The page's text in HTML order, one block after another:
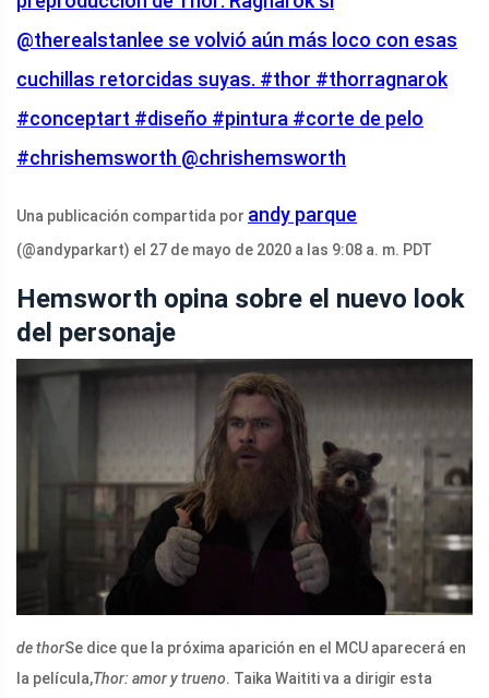
@therealstanlee se volvió aún más loco con esas
cuchillas retorcidas suyas. #thor #thorragnarok
#conceptart #diseño #pintura #corte de pelo
#chrishemsworth @chrishemsworth
Una publicación compartida por andy parque
(@andyparkart) el 27 de mayo de 2020 a las 9:08 a. m. PDT
Hemsworth opina sobre el nuevo look
del personaje
de thorSe dice que la próxima aparición en el MCU aparecerá en
la película,Thor: amor y trueno. Taika Waititi va a dirigir esta